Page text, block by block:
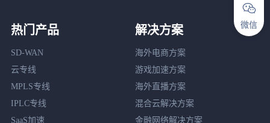
热门产品
SD-WAN
云专线
MPLS专线
IPLC专线
SaaS加速
解决方案
海外电商方案
游戏加速方案
海外直播方案
混合云解决方案
金融网络解决方案
微信